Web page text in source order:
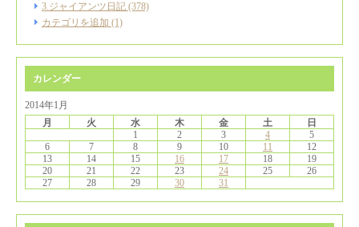
3.ジャイアンツ日記 (378)
カテゴリを追加 (1)
カレンダー
2014年1月
月
火 水 木 金 土
日
1
2 3 4
5
6
7 8 9 10 11
12
13
14 15 16 17 18
19
20
21 22 23 24 25
26
27
28 29 30 31